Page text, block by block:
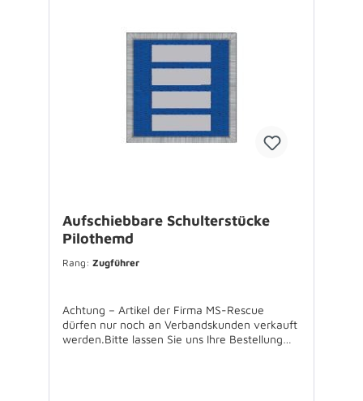
Aufschiebbare Schulterstücke
Pilothemd
Rang: Zugführer
Achtung – Artikel der Firma MS-Rescue
dürfen nur noch an Verbandskunden verkauft
werden.Bitte lassen Sie uns Ihre Bestellung